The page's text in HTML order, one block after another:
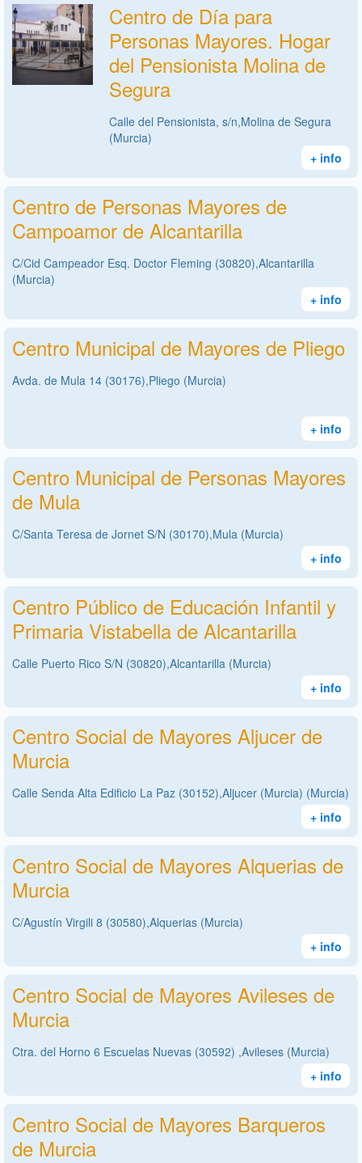
Centro de Día para
Personas Mayores. Hogar
del Pensionista Molina de
Segura
Calle del Pensionista, s/n,Molina de Segura
(Murcia)
+ info
Centro de Personas Mayores de
Campoamor de Alcantarilla
C/Cid Campeador Esq. Doctor Fleming (30820),Alcantarilla
(Murcia)
+ info
Centro Municipal de Mayores de Pliego
Avda. de Mula 14 (30176),Pliego (Murcia)
+ info
Centro Municipal de Personas Mayores
de Mula
C/Santa Teresa de Jornet S/N (30170),Mula (Murcia)
+ info
Centro Público de Educación Infantil y
Primaria Vistabella de Alcantarilla
Calle Puerto Rico S/N (30820),Alcantarilla (Murcia)
+ info
Centro Social de Mayores Aljucer de
Murcia
Calle Senda Alta Edificio La Paz (30152),Aljucer (Murcia) (Murcia)
+ info
Centro Social de Mayores Alquerias de
Murcia
C/Agustín Virgili 8 (30580),Alquerias (Murcia)
+ info
Centro Social de Mayores Avileses de
Murcia
Ctra. del Horno 6 Escuelas Nuevas (30592) ,Avileses (Murcia)
+ info
Centro Social de Mayores Barqueros
de Murcia